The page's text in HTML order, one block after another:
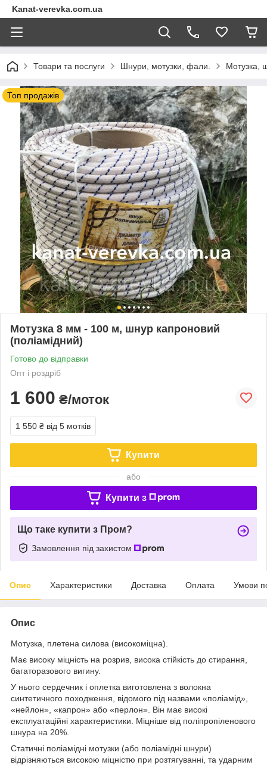
Kanat-verevka.com.ua
Товари та послуги Шнури, мотузки, фали. Мотузка,
Топ продажів
Мотузка 8 мм - 100 м, шнур капроновий
(поліамідний)
Готово до відправки
Опт і роздріб
1 600 ₴/моток
1 550 ₴ від 5 мотків
Купити
або
Купити з
Що таке купити з Пром?
Замовлення під захистом
Опис Характеристики Доставка Оплата Умови
Опис
Мотузка, плетена силова (високоміцна).
Має високу міцність на розрив, висока стійкість до стирання,
багаторазового вигину.
У нього сердечник і оплетка виготовлена ​​з волокна
синтетичного походження, відомого під назвами «поліамід»,
«нейлон», «капрон» або «перлон». Він має високі
експлуатаційні характеристики. Міцніше від поліпропіленового
шнура на 20%.
Статичні поліамідні мотузки (або поліамідні шнури)
відрізняються високою міцністю при розтягуванні, та ударним